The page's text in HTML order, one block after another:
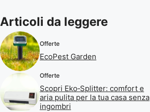
Articoli da leggere
Offerte
EcoPest Garden
Offerte
Scopri Eko‑Splitter: comfort e
aria pulita per la tua casa senza
ingombri